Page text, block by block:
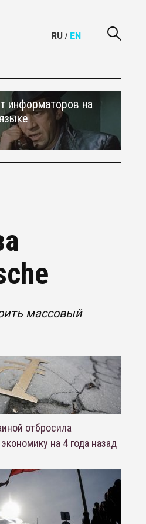
RU / EN
информаторов на
массовый
отбросила
на 4 года назад